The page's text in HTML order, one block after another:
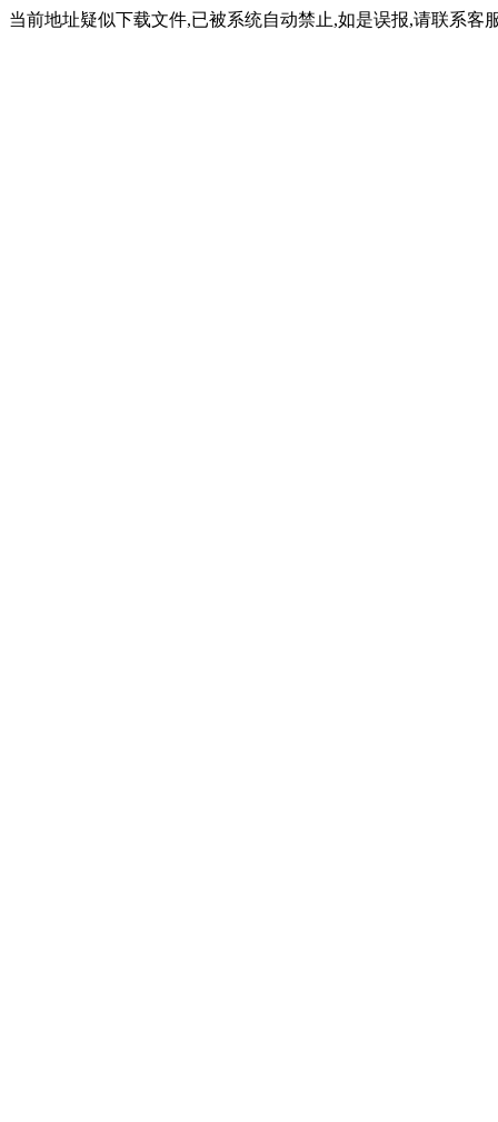
当前地址疑似下载文件,已被系统自动禁止,如是误报,请联系客